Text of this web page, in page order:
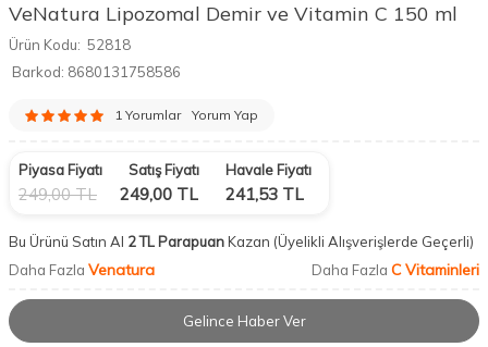
VeNatura Lipozomal Demir ve Vitamin C 150 ml
Ürün Kodu: 52818
Barkod: 8680131758586
1 Yorumlar Yorum Yap
Piyasa Fiyatı
249,00TL
Satış Fiyatı
249,00 TL
Havale Fiyatı
241,53 TL
Bu Ürünü Satın Al 2 TL ParapuanKazan (Üyelikli Alışverişlerde Geçerli)
Daha Fazla Venatura Daha Fazla C Vitaminleri
Gelince Haber Ver